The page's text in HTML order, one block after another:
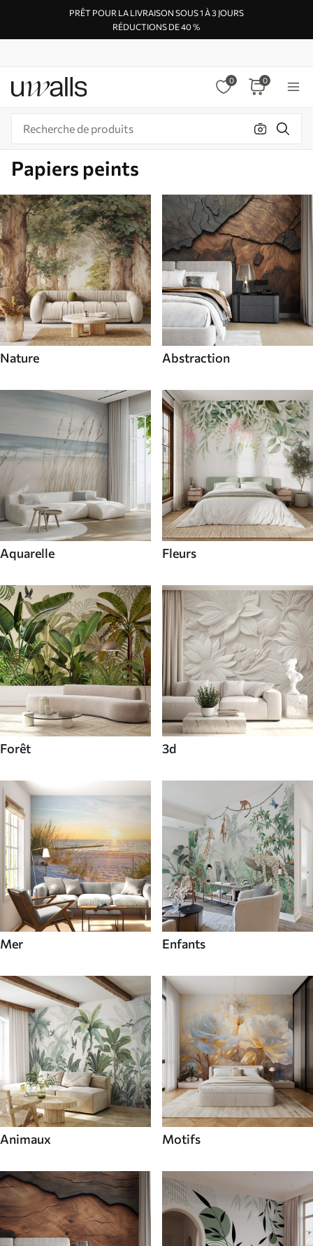
PRÊT POUR LA LIVRAISON SOUS 1 À 3 JOURS
RÉDUCTIONS DE 40 %
0 0
Papiers peints
Nature Abstraction
Aquarelle Fleurs
Forêt 3d
Mer Enfants
Animaux Motifs